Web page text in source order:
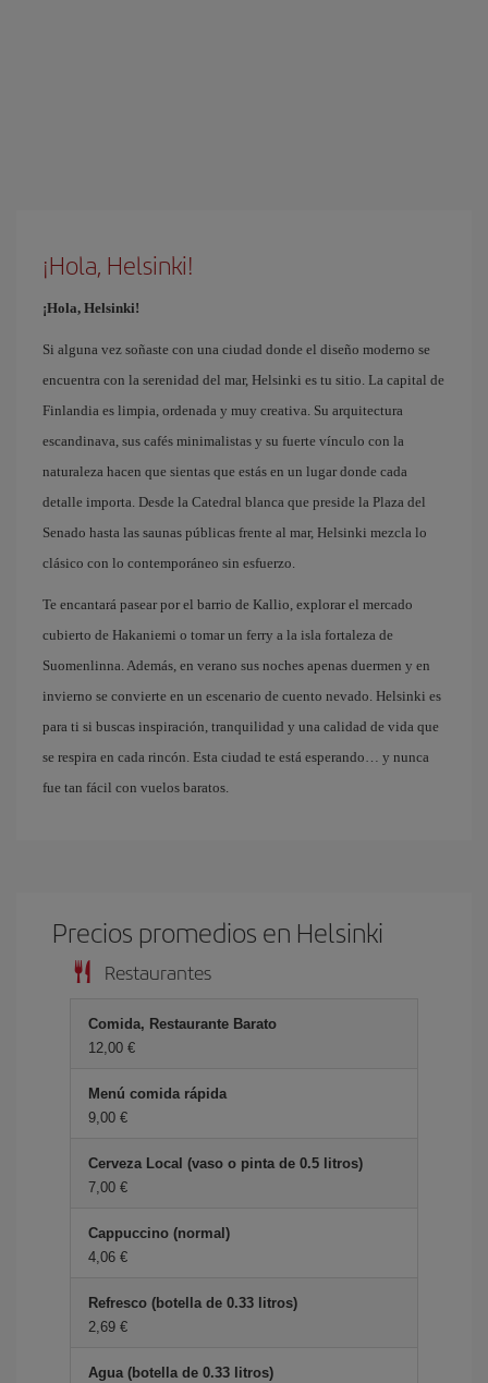
¡Hola, Helsinki!
¡Hola, Helsinki!
Si alguna vez soñaste con una ciudad donde el diseño moderno se
encuentra con la serenidad del mar, Helsinki es tu sitio. La capital de
Finlandia es limpia, ordenada y muy creativa. Su arquitectura
escandinava, sus cafés minimalistas y su fuerte vínculo con la
naturaleza hacen que sientas que estás en un lugar donde cada
detalle importa. Desde la Catedral blanca que preside la Plaza del
Senado hasta las saunas públicas frente al mar, Helsinki mezcla lo
clásico con lo contemporáneo sin esfuerzo.
Te encantará pasear por el barrio de Kallio, explorar el mercado
cubierto de Hakaniemi o tomar un ferry a la isla fortaleza de
Suomenlinna. Además, en verano sus noches apenas duermen y en
invierno se convierte en un escenario de cuento nevado. Helsinki es
para ti si buscas inspiración, tranquilidad y una calidad de vida que
se respira en cada rincón. Esta ciudad te está esperando… y nunca
fue tan fácil con vuelos baratos.
Precios promedios en Helsinki
Restaurantes
Comida, Restaurante Barato
12,00 €
Menú comida rápida
9,00 €
Cerveza Local (vaso o pinta de 0.5 litros)
7,00 €
Cappuccino (normal)
4,06 €
Refresco (botella de 0.33 litros)
2,69 €
Agua (botella de 0.33 litros)